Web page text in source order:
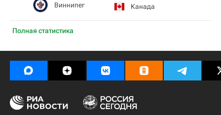
Полная статистика
Виннипег Канада